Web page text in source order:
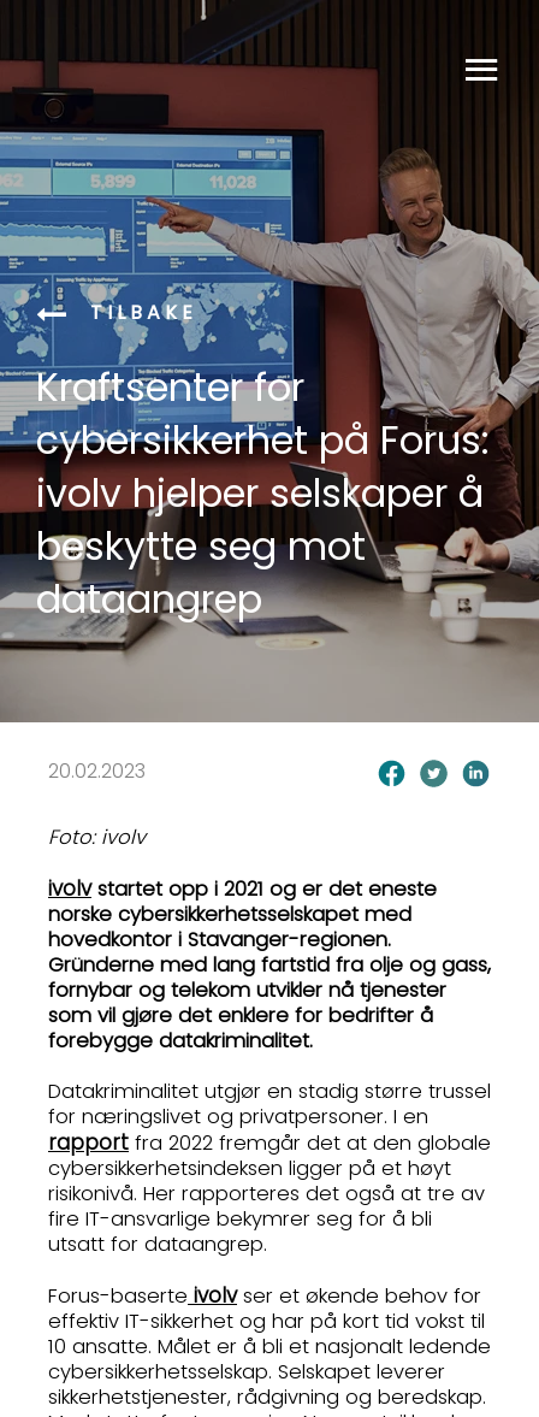
TILBAKE
Kraftsenter for
cybersikkerhet på Forus:
ivolv hjelper selskaper å
beskytte seg mot
dataangrep
20.02.2023
Foto: ivolv
ivolvstartet opp i 2021 og er det eneste
norske cybersikkerhetsselskapet med
hovedkontor i Stavanger-regionen.
Gründerne med lang fartstid fra olje og gass,
fornybar og telekom utvikler nå tjenester
som vil gjøre det enklere for bedrifter å
forebygge datakriminalitet.
Datakriminalitet utgjør en stadig større trussel
for næringslivet og privatpersoner. I en
rapport fra 2022 fremgår det at den globale
cybersikkerhetsindeksen ligger på et høyt
risikonivå. Her rapporteres det også at tre av
fire IT-ansvarlige bekymrer seg for å bli
utsatt for dataangrep.
Forus-baserte ivolvser et økende behov for
effektiv IT-sikkerhet og har på kort tid vokst til
10 ansatte. Målet er å bli et nasjonalt ledende
cybersikkerhetsselskap. Selskapet leverer
sikkerhetstjenester, rådgivning og beredskap.